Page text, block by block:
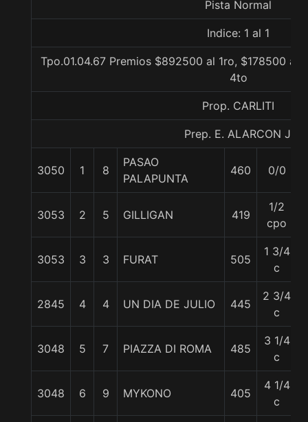
Pista Normal
Indice: 1 al 1
Tpo.01.04.67 Premios $892500 al 1ro, $178500 al
4to
Prop. CARLITI
Prep. E. ALARCON J.
3050 1 8
PASAO
PALAPUNTA
460 0/0
3053 2 5 GILLIGAN 419
1/2
cpo
3053 3 3 FURAT 505
1 3/4
c
2845 4 4 UN DIA DE JULIO 445
2 3/4
c
3048 5 7 PIAZZA DI ROMA 485
3 1/4
c
3048 6 9 MYKONO 405
4 1/4
c